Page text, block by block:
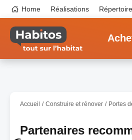
contenu
principal
Top
navigation
Home Réalisations
Accueil Construire et rénover Portes
Partenaires